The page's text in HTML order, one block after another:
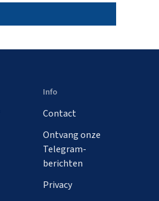
Info
Contact
Ontvang onze
Telegram-
berichten
Privacy